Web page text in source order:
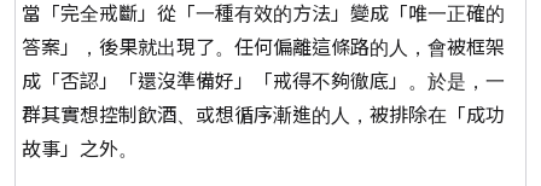
當「完全戒斷」從「一種有效的方法」變成「唯一正確的
答案」，後果就出現了。任何偏離這條路的人，會被框架
成「否認」「還沒準備好」「戒得不夠徹底」。於是，一
群其實想控制飲酒、或想循序漸進的人，被排除在「成功
故事」之外。